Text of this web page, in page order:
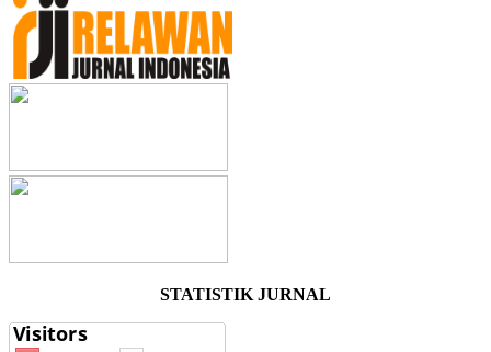
STATISTIK JURNAL